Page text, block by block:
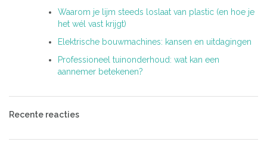
Waarom je lijm steeds loslaat van plastic (en hoe je
het wél vast krijgt)
Elektrische bouwmachines: kansen en uitdagingen
Professioneel tuinonderhoud: wat kan een
aannemer betekenen?
Recente reacties